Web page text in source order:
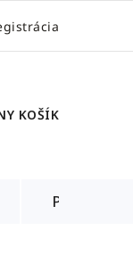
KOŠÍK